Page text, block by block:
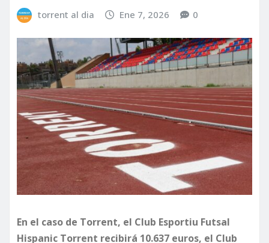
torrent al dia Ene 7, 2026 0
En el caso de Torrent, el Club Esportiu Futsal
Hispanic Torrent recibirá 10.637 euros, el Club